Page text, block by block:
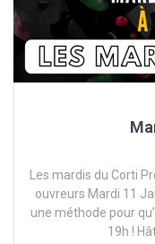
Les mardis du Corti
ouvreurs Mardi 11
une méthode pour
19h !